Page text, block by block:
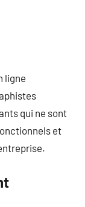
ligne
qui ne sont
et